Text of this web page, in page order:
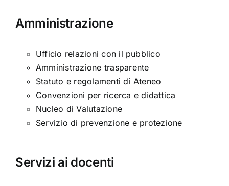
Amministrazione
Ufficio relazioni con il pubblico
Amministrazione trasparente
Statuto e regolamenti di Ateneo
Convenzioni per ricerca e didattica
Nucleo di Valutazione
Servizio di prevenzione e protezione
Servizi ai docenti